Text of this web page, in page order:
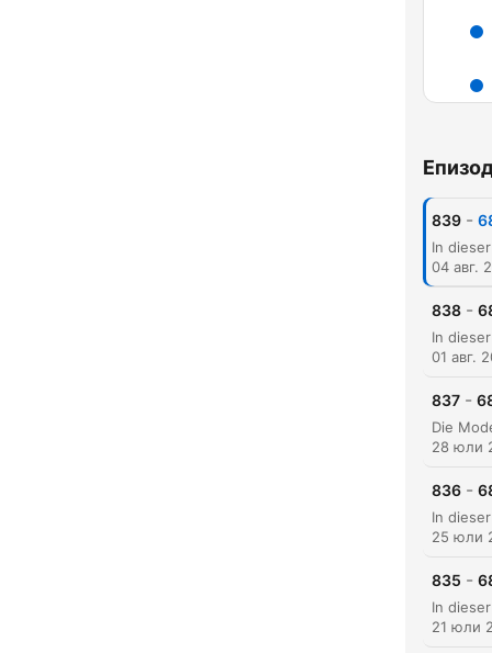
839 -
04 авг.
838 -
01 авг.
837 -
28 юли
836 -
25 юли
835 -
21 юли